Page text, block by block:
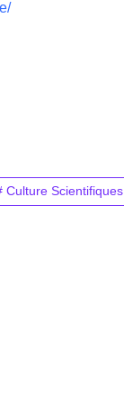
Culture Scientifiques